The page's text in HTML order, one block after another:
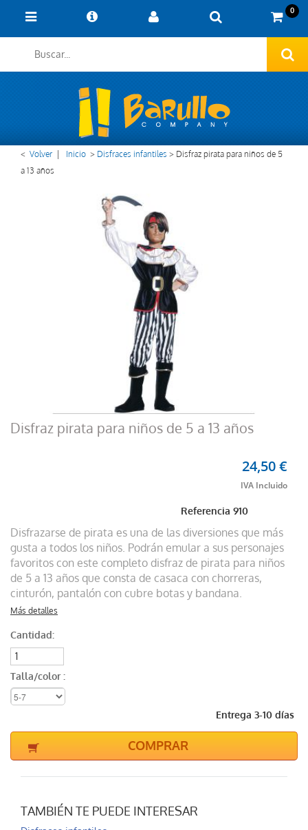
0
< Volver Inicio > Disfraces infantiles > Disfraz pirata para niños de 5
a 13 años
Disfraz pirata para niños de 5 a 13 años
Referencia910
24,50 €
Disfrazarse de pirata es una de las diversiones que más
gusta a todos los niños. Podrán emular a sus personajes
favoritos con este completo disfraz de pirata para niños
de 5 a 13 años que consta de casaca con chorreras,
cinturón, pantalón con cubre botas y bandana.
Más detalles
Cantidad:
Talla/color :
Entrega 3-10 días
COMPRAR
TAMBIÉN TE PUEDE INTERESAR